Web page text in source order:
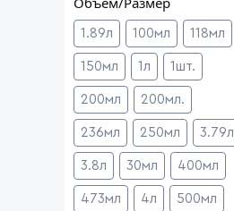
1.89л 100мл 118мл
150мл 1л 1шт.
200мл 200мл.
236мл 250мл 3.79л
3.8л 30мл 400мл
473мл 4л 500мл